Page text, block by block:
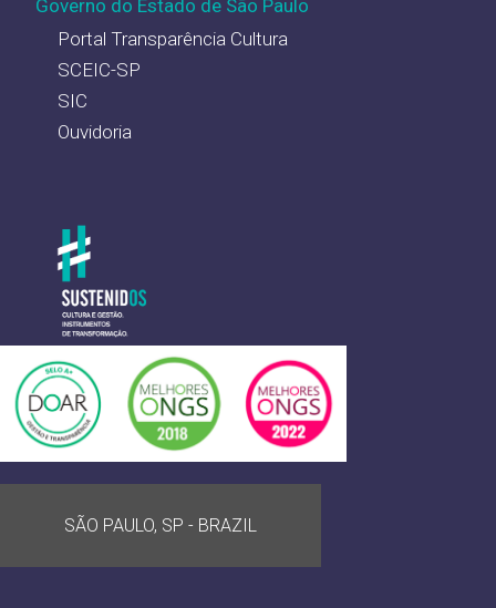
Governo do Estado de São Paulo
Portal Transparência Cultura
SCEIC-SP
SIC
Ouvidoria
SÃO PAULO, SP - BRAZIL